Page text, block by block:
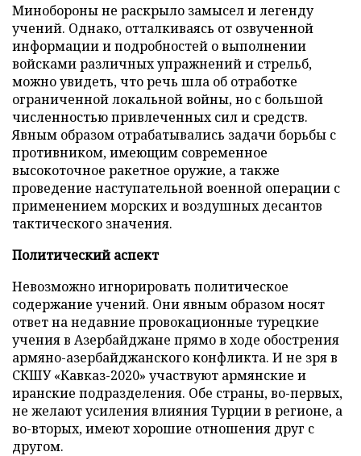
Минобороны не раскрыло замысел и легенду
учений. Однако, отталкиваясь от озвученной
информации и подробностей о выполнении
войсками различных упражнений и стрельб,
можно увидеть, что речь шла об отработке
ограниченной локальной войны, но с большой
численностью привлеченных сил и средств.
Явным образом отрабатывались задачи борьбы с
противником, имеющим современное
высокоточное ракетное оружие, а также
проведение наступательной военной операции с
применением морских и воздушных десантов
тактического значения.
Политический аспект
Невозможно игнорировать политическое
содержание учений. Они явным образом носят
ответ на недавние провокационные турецкие
учения в Азербайджане прямо в ходе обострения
армяно-азербайджанского конфликта. И не зря в
СКШУ «Кавказ-2020» участвуют армянские и
иранские подразделения. Обе страны, во-первых,
не желают усиления влияния Турции в регионе, а
во-вторых, имеют хорошие отношения друг с
другом.